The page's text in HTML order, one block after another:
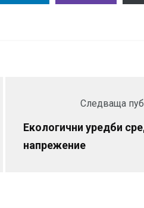
Следваща
Екологични уредби
напрежение